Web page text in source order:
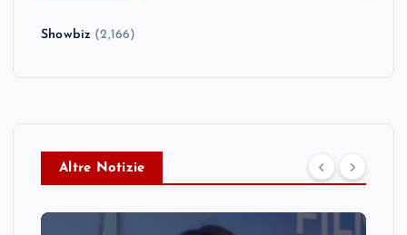
Showbiz (2,166)
Altre Notizie